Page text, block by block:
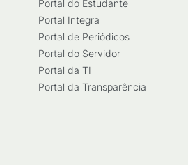
Portal do Estudante
Portal Integra
Portal de Periódicos
Portal do Servidor
Portal da TI
Portal da Transparência